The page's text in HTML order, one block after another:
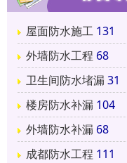
屋面防水施工 131
外墙防水工程 68
卫生间防水堵漏31
楼房防水补漏 104
外墙防水补漏 68
成都防水工程 111